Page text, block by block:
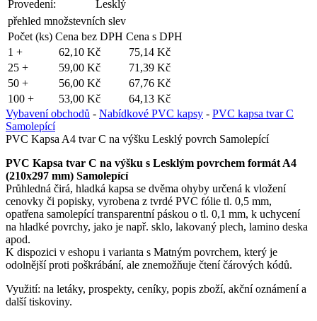
Provedení:
Lesklý
přehled množstevních slev
Počet (ks) Cena bez DPH Cena s DPH
1 +
62,10 Kč
75,14 Kč
25 +
59,00 Kč
71,39 Kč
50 +
56,00 Kč
67,76 Kč
100 +
53,00 Kč
64,13 Kč
Vybavení obchodů - Nabídkové PVC kapsy - PVC kapsa tvar C
Samolepící
PVC Kapsa A4 tvar C na výšku Lesklý povrch Samolepící
PVC Kapsa tvar C na výšku s Lesklým povrchem formát A4
(210x297 mm) Samolepící
Průhledná čirá, hladká kapsa se dvěma ohyby určená k vložení
cenovky či popisky, vyrobena z tvrdé PVC fólie tl. 0,5 mm,
opatřena samolepící transparentní páskou o tl. 0,1 mm, k uchycení
na hladké povrchy, jako je např. sklo, lakovaný plech, lamino deska
apod.
K dispozici v eshopu i varianta s Matným povrchem, který je
odolnější proti poškrábání, ale znemožňuje čtení čárových kódů.
Využití: na letáky, prospekty, ceníky, popis zboží, akční oznámení a
další tiskoviny.